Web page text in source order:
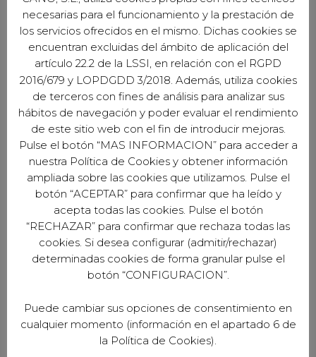
EXCLUSIVAS GARCÍA CANO S.L.
Avd. del Profesor Arnold J. Toynbee S/N
Naves 1, 3 y 4 - Córdoba (España)
necesarias para el funcionamiento y la prestación de
los servicios ofrecidos en el mismo. Dichas cookies se
encuentran excluidas del ámbito de aplicación del
artículo 22.2 de la LSSI, en relación con el RGPD
2016/679 y LOPDGDD 3/2018. Además, utiliza cookies
de terceros con fines de análisis para analizar sus
hábitos de navegación y poder evaluar el rendimiento
de este sitio web con el fin de introducir mejoras.
Pulse el botón “MAS INFORMACION” para acceder a
nuestra Política de Cookies y obtener información
ampliada sobre las cookies que utilizamos. Pulse el
botón “ACEPTAR” para confirmar que ha leído y
acepta todas las cookies. Pulse el botón
“RECHAZAR” para confirmar que rechaza todas las
cookies. Si desea configurar (admitir/rechazar)
determinadas cookies de forma granular pulse el
botón “CONFIGURACION”.
Puede cambiar sus opciones de consentimiento en
cualquier momento (información en el apartado 6 de
la Política de Cookies).